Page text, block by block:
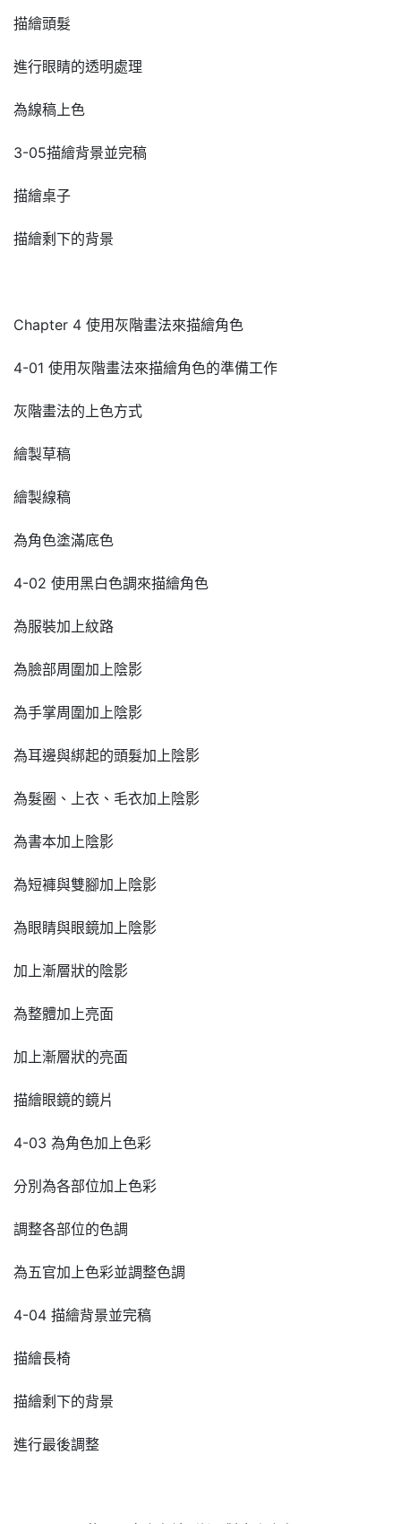
描繪頭髮
進行眼睛的透明處理
為線稿上色
3-05描繪背景並完稿
描繪桌子
描繪剩下的背景
Chapter 4 使用灰階畫法來描繪角色
4-01 使用灰階畫法來描繪角色的準備工作
灰階畫法的上色方式
繪製草稿
繪製線稿
為角色塗滿底色
4-02 使用黑白色調來描繪角色
為服裝加上紋路
為臉部周圍加上陰影
為手掌周圍加上陰影
為耳邊與綁起的頭髮加上陰影
為髮圈、上衣、毛衣加上陰影
為書本加上陰影
為短褲與雙腳加上陰影
為眼睛與眼鏡加上陰影
加上漸層狀的陰影
為整體加上亮面
加上漸層狀的亮面
描繪眼鏡的鏡片
4-03 為角色加上色彩
分別為各部位加上色彩
調整各部位的色調
為五官加上色彩並調整色調
4-04 描繪背景並完稿
描繪長椅
描繪剩下的背景
進行最後調整